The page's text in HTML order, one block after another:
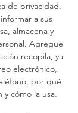
de privacidad.
a sus
almacena y
Agregue
recopila, ya
electrónico,
por qué
y cómo la usa.